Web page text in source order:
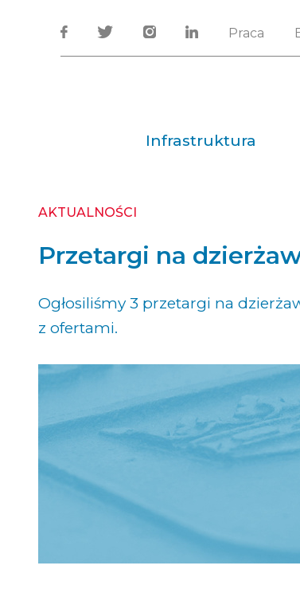
Praca
Infrastruktura
AKTUALNOŚCI
Przetargi na
Ogłosiliśmy 3 przetargi na
z ofertami.